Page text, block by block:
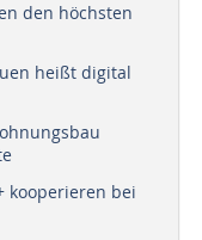
den höchsten
heißt digital
kooperieren bei